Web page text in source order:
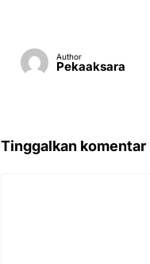
Author
Pekaaksara
Tinggalkan komentar